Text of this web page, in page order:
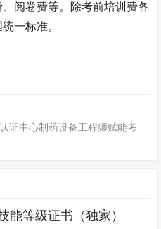
阅卷费等。除考前培训费各
一标准。
证中心制药设备工程师赋能考
能等级证书（独家）